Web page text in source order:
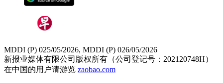
MDDI (P) 025/05/2026, MDDI (P) 026/05/2026
新报业媒体有限公司版权所有（公司登记号：202120748H）
在中国的用户请游览 zaobao.com